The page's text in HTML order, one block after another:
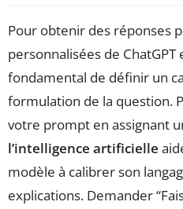
Pour obtenir des réponses
personnalisées de ChatGPT
fondamental de définir un
formulation de la question.
votre prompt en assignant
l’intelligence artificielle
modèle à calibrer son
explications. Demander